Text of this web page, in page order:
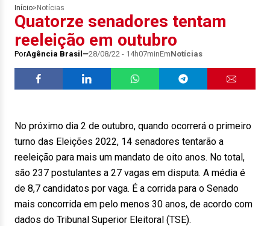
Início> Notícias
Quatorze senadores tentam
reeleição em outubro
PorAgência Brasil 28/08/22 - 14h07minEmNotícias
No próximo dia 2 de outubro, quando ocorrerá o primeiro
turno das Eleições 2022, 14 senadores tentarão a
reeleição para mais um mandato de oito anos. No total,
são 237 postulantes a 27 vagas em disputa. A média é
de 8,7 candidatos por vaga. É a corrida para o Senado
mais concorrida em pelo menos 30 anos, de acordo com
dados do Tribunal Superior Eleitoral (TSE).